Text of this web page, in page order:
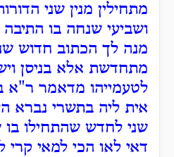
מתחילין מנין שני
ושביעי שנחה בו התיבה
מנה לך הכתוב חדוש
מתחדשת אלא בניסן ויש
לטעמייהו מדאמר ר"א
אית ליה בתשרי נברא
שני לחדש שהתחילו
דאי לאו הכי למאי קרי